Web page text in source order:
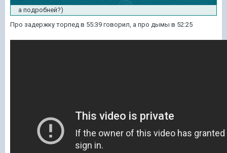
а подробней?)
Про задержку торпед в 55:39 говорил, а про дымы в 52:25